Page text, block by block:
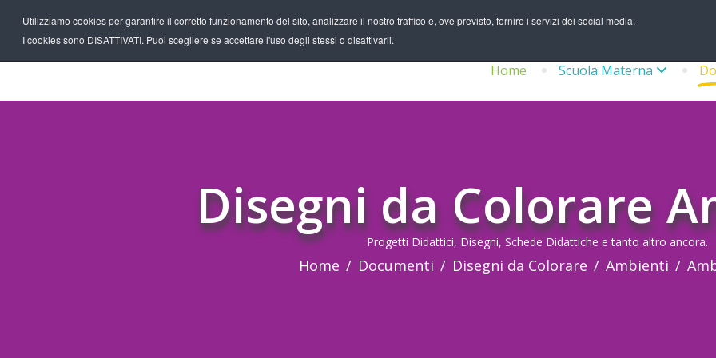
Utilizziamo cookies per garantire il corretto funzionamento del sito, analizzare il nostro traffico e, ove previsto, fornire i servizi dei social media.
I cookies sono DISATTIVATI. Puoi scegliere se accettare l'uso degli stessi o disattivarli.
Home Scuola Materna
Disegni da Colorare
Progetti Didattici, Disegni, Schede Didattiche e tanto altro ancora.
Home Documenti Disegni da Colorare Ambienti